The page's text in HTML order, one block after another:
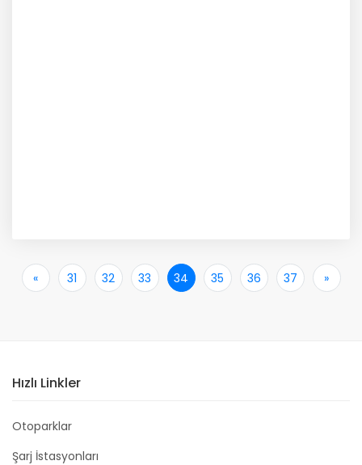
« 31 32 33 34 35 36 37 » Son
Hızlı Linkler
Otoparklar
Şarj İstasyonları